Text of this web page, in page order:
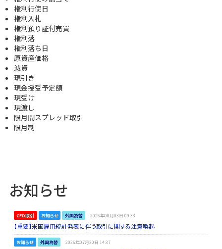
権利行使日
権利入札
権利預り証付売買
権利落
権利落ち日
原資産価格
減資
現引き
現金授受予定額
現受け
現渡し
限月間スプレッド取引
限月制
お知らせ
CFD取引 お知らせ 外国為替 2026年08月03日 09:33
【重要】米国雇用統計発表に伴う取引に関する注意喚起
お知らせ 外国為替 2026年07月30日 14:37